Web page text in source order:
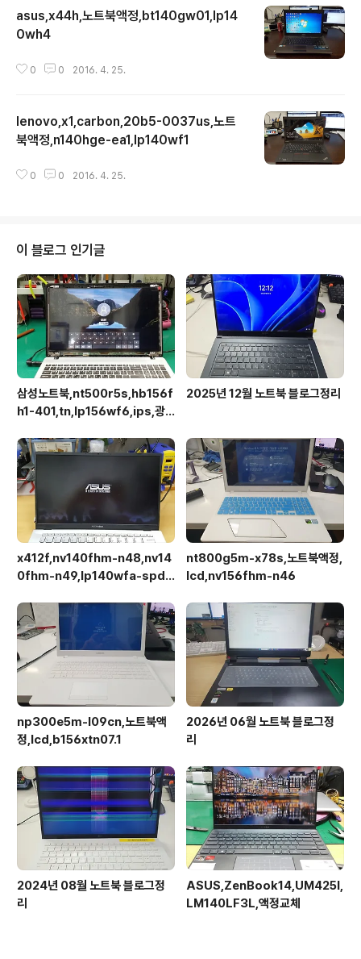
asus,x44h,노트북액정,bt140gw01,lp14
0wh4
0 0 2016. 4. 25.
lenovo,x1,carbon,20b5-0037us,노트
북액정,n140hge-ea1,lp140wf1
0 0 2016. 4. 25.
이 블로그 인기글
삼성노트북,nt500r5s,hb156f
h1-401,tn,lp156wf6,ips,광
2025년 12월 노트북 블로그정리
x412f,nv140fhm-n48,nv14
0fhm-n49,lp140wfa-spd1,
nt800g5m-x78s,노트북액정,
lcd,nv156fhm-n46
np300e5m-l09cn,노트북액
정,lcd,b156xtn07.1
2026년 06월 노트북 블로그정
리
2024년 08월 노트북 블로그정
리
ASUS,ZenBook14,UM425I,
LM140LF3L,액정교체